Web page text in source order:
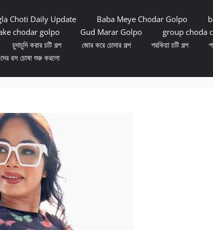
Choti Daily Update Baba Meye Chodar Golpo
chodar golpo Gud Marar Golpo group choda
চুদাচুদি করার চটি গল্প জোর করে চোদার গল্প পরকিয়া চটি গল্প
রস চোষা শুরু করলো